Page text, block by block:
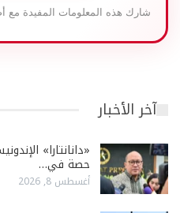
شارك هذه المعلومات المفيدة مع
آخر الأخبار
«دانانتارا»
حصة في…
أغسطس 8, 2026